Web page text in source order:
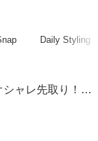
Daily Styling
足元からオシャレ先取り！【ROPÉ PICNIC】きれいめ × カジュアルな「こなれサンダル」